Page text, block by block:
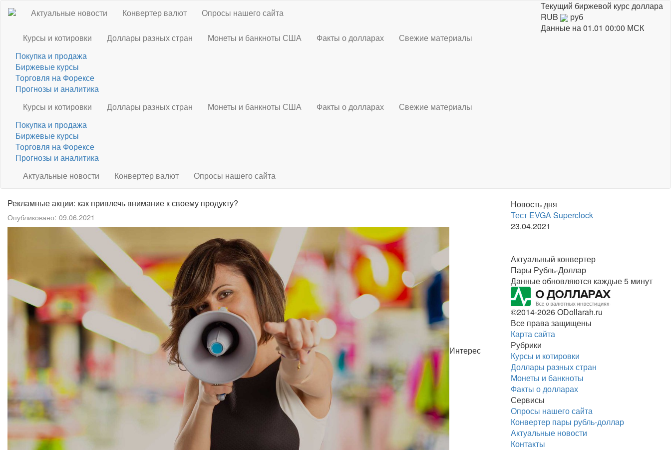
Текущий биржевой курс доллара
RUB
руб
Данные на01.01 00:00 МСК
Актуальные новости Конвертер валют Опросы нашего сайта
Курсы и котировки
Покупка и продажа
Биржевые курсы
Торговля на Форексе
Прогнозы и аналитика
Доллары разных стран Монеты и банкноты США Факты о долларах Свежие материалы
Курсы и котировки
Покупка и продажа
Биржевые курсы
Торговля на Форексе
Прогнозы и аналитика
Доллары разных стран Монеты и банкноты США Факты о долларах Свежие материалы
Актуальные новости Конвертер валют Опросы нашего сайта
Рекламные акции: как привлечь внимание к своему продукту?
Опубликовано: 09.06.2021
Интерес
Новость дня
Тест EVGA Superclock
23.04.2021
Актуальный конвертер
Пары Рубль-Доллар
Данные обновляются каждые 5 минут
©2014-2026 ODollarah.ru
Все права защищены
Карта сайта
Рубрики
Курсы и котировки
Доллары разных стран
Монеты и банкноты
Факты о долларах
Сервисы
Опросы нашего сайта
Конвертер пары рубль-доллар
Актуальные новости
Контакты